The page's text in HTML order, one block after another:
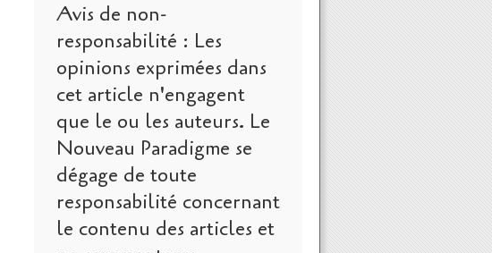
Avis de non-
responsabilité : Les
opinions exprimées dans
cet article n'engagent
que le ou les auteurs. Le
Nouveau Paradigme se
dégage de toute
responsabilité concernant
le contenu des articles et